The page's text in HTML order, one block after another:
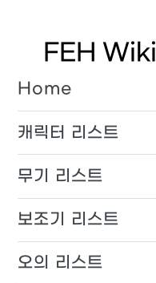
FEH Wiki
Home
캐릭터 리스트
무기 리스트
보조기 리스트
오의 리스트